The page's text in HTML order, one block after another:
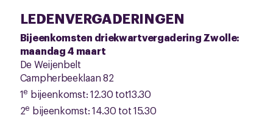
LEDENVERGADERINGEN
Bijeenkomsten driekwartvergadering Zwolle:
maandag 4 maart
De Weijenbelt
Campherbeeklaan 82
1e bijeenkomst: 12.30 tot13.30
2e bijeenkomst: 14.30 tot 15.30